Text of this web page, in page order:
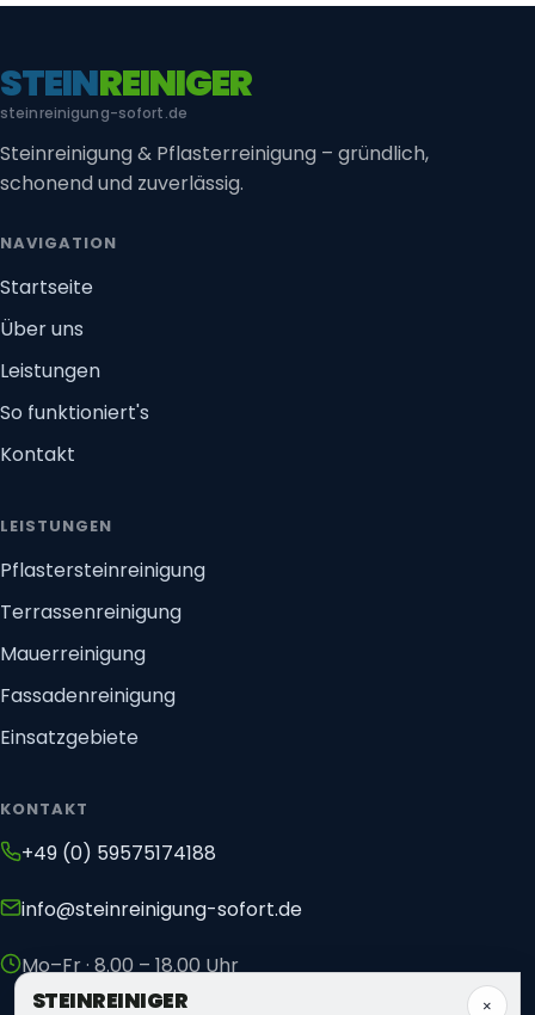
STEINREINIGER
steinreinigung-sofort.de
Steinreinigung & Pflasterreinigung – gründlich,
schonend und zuverlässig.
NAVIGATION
Startseite
Über uns
Leistungen
So funktioniert's
Kontakt
LEISTUNGEN
Pflastersteinreinigung
Terrassenreinigung
Mauerreinigung
Fassadenreinigung
Einsatzgebiete
KONTAKT
+49 (0) 59575174188
info@steinreinigung-sofort.de
Mo–Fr · 8.00 – 18.00 Uhr
×
STEINREINIGER